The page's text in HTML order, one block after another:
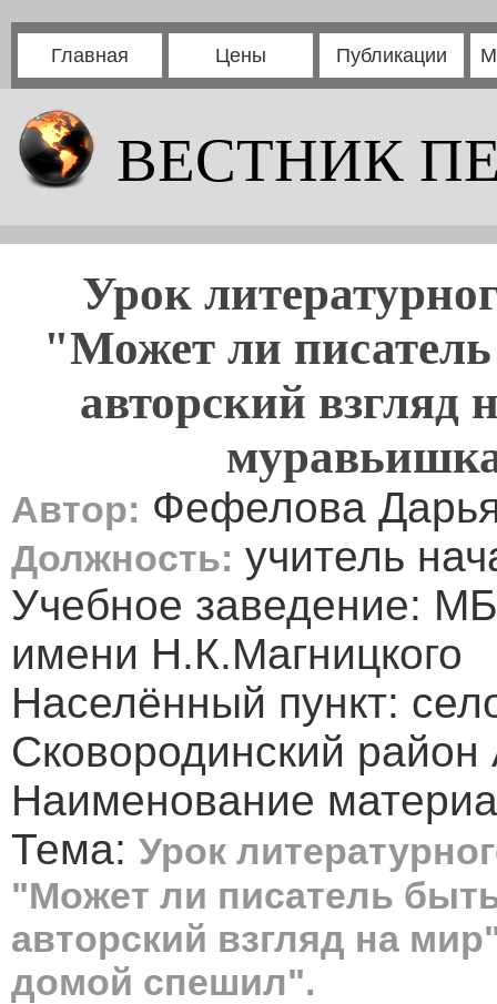
Главная Цены Публикации
ВЕСТНИК
Урок
"Может ли
авторский
Автор: Фефелова
Должность: учитель
Учебное заведение:
имени Н.К.Магницкого
Населённый пункт:
Сковородинский район
Наименование
Тема: Урок
"Может ли писатель
авторский взгляд на
домой спешил".